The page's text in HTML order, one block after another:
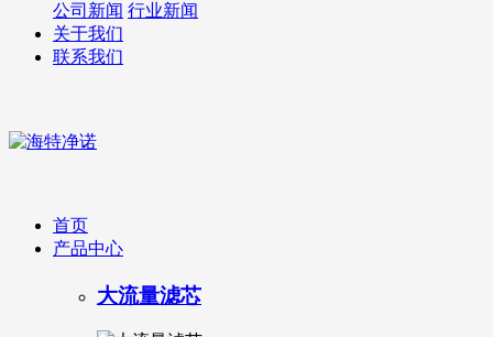
公司新闻 行业新闻
关于我们
联系我们
首页
产品中心
大流量滤芯